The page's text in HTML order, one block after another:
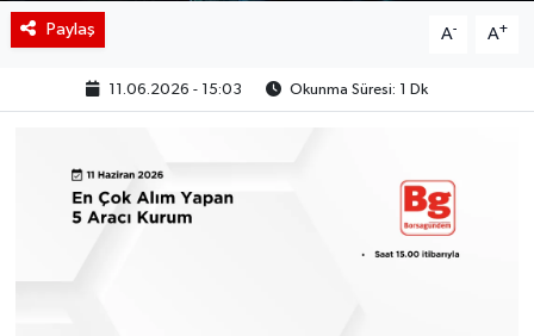
Paylaş A- A+
11.06.2026 - 15:03 Okunma Süresi: 1 Dk
Ekonomik Takvim
Kiripto Para Piyasası
Hakkımızda